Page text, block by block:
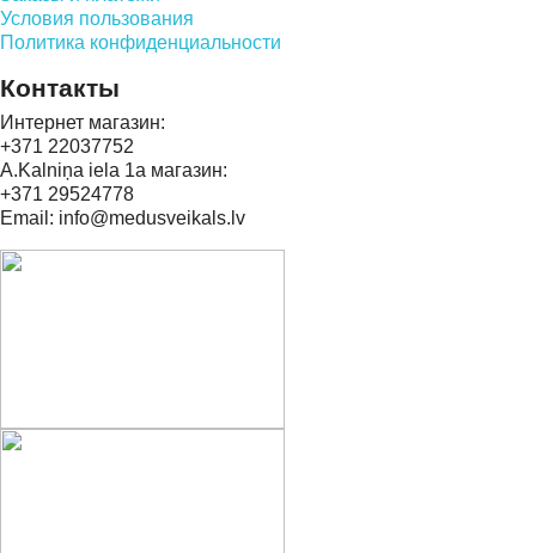
Условия пользования
Политика конфиденциальности
Контакты
Интернет магазин:
+371 22037752
A.Kalniņa iela 1a магазин:
+371 29524778
Email: info@medusveikals.lv